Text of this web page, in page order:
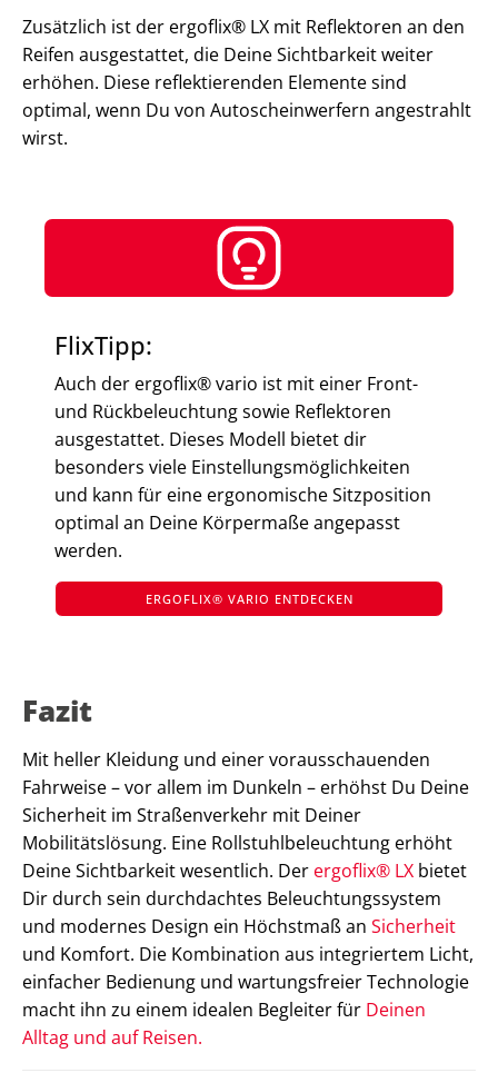
Zusätzlich ist der ergoflix® LX mit Reflektoren an den
Reifen ausgestattet, die Deine Sichtbarkeit weiter
erhöhen. Diese reflektierenden Elemente sind
optimal, wenn Du von Autoscheinwerfern angestrahlt
wirst.
FlixTipp:
Auch der ergoflix® vario ist mit einer Front-
und Rückbeleuchtung sowie Reflektoren
ausgestattet. Dieses Modell bietet dir
besonders viele Einstellungsmöglichkeiten
und kann für eine ergonomische Sitzposition
optimal an Deine Körpermaße angepasst
werden.
ERGOFLIX® VARIO ENTDECKEN
Fazit
Mit heller Kleidung und einer vorausschauenden
Fahrweise – vor allem im Dunkeln – erhöhst Du Deine
Sicherheit im Straßenverkehr mit Deiner
Mobilitätslösung. Eine Rollstuhlbeleuchtung erhöht
Deine Sichtbarkeit wesentlich. Der ergoflix® LX bietet
Dir durch sein durchdachtes Beleuchtungssystem
und modernes Design ein Höchstmaß an Sicherheit
und Komfort. Die Kombination aus integriertem Licht,
einfacher Bedienung und wartungsfreier Technologie
macht ihn zu einem idealen Begleiter für Deinen
Alltag und auf Reisen.